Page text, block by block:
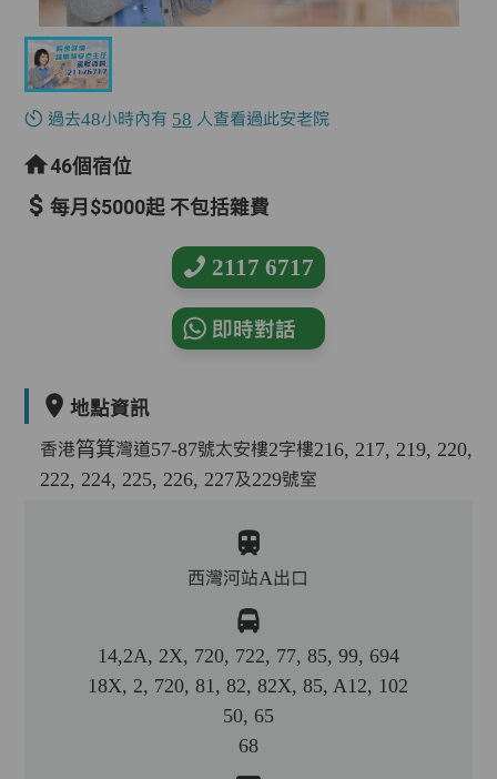
過去48小時內有 58 人查看過此安老院
46個宿位
每月$5000起 不包括雜費
2117 6717
即時對話
地點資訊
香港筲箕灣道57-87號太安樓2字樓216, 217, 219, 220,
222, 224, 225, 226, 227及229號室
西灣河站A出口
14,2A, 2X, 720, 722, 77, 85, 99, 694
18X, 2, 720, 81, 82, 82X, 85, A12, 102
50, 65
68